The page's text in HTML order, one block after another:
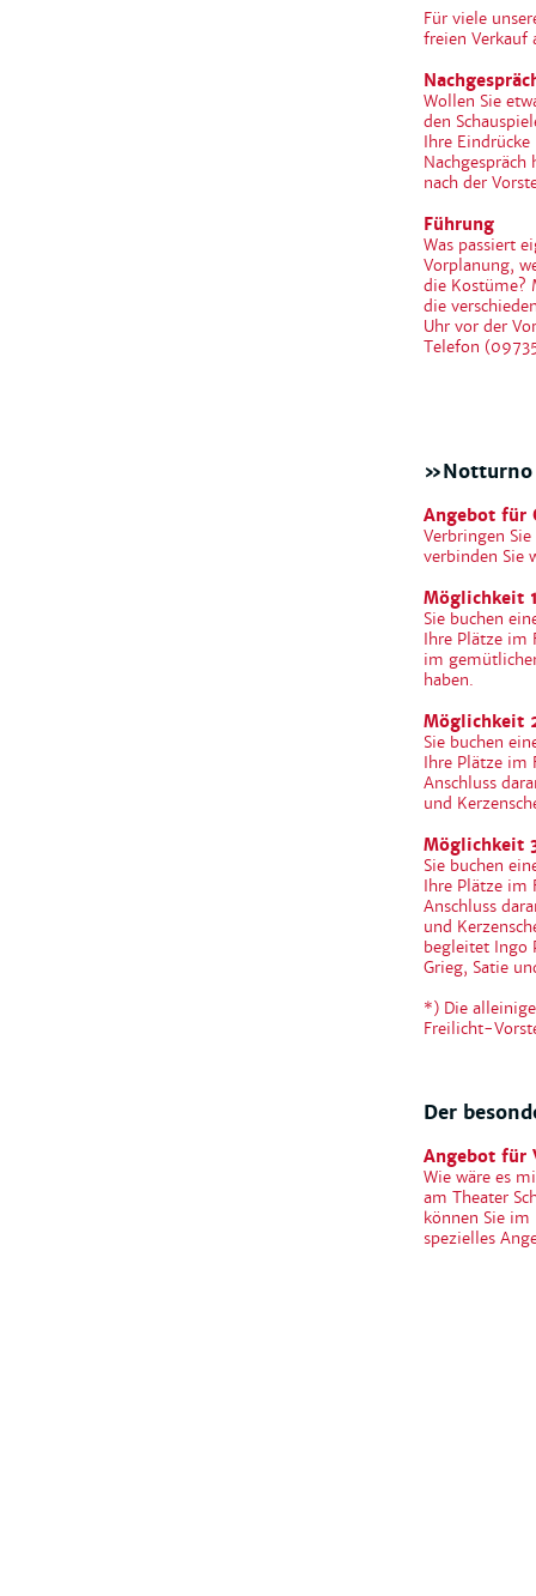
Für viele
freien Verkauf
Wollen Sie
den
Ihre
nach der
Führung
Was passiert
Vorplanung,
die Kostüme?
die
Uhr vor der
Telefon
»Notturno
Angebot für
Verbringen
verbinden Sie
Möglichkeit
Sie buchen
Ihre Plätze im
im
haben.
Möglichkeit
Sie buchen
Ihre Plätze im
Anschluss
und
Möglichkeit
Sie buchen
Ihre Plätze im
Anschluss
und
begleitet Ingo
Grieg, Satie
*) Die
Freilicht-
Der
Angebot für
Wie wäre es
am Theater
können Sie
spezielles